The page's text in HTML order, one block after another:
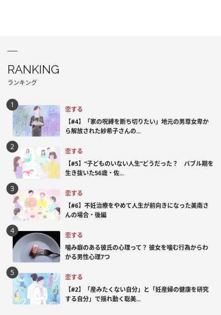
RANKING
ランキング
恋する
【#4】「家の呪縛を断ち切りたい」地元の男尊女卑か
ら解放された紗希子さんの...
恋する
【#5】“子どものいない人生”どうだった？ バブル期を
生き抜いた56歳・佐...
恋する
【#6】不妊治療をやめて人生が前向きになった美南さ
んの場合・後編
恋する
噛み癖のある彼氏の心理って？ 彼女を噛む行為からわ
かる男性心理7つ
恋する
【#2】「産みたくない自分」と「妊産婦の健康を研究
する自分」で揺れ動く聡美...